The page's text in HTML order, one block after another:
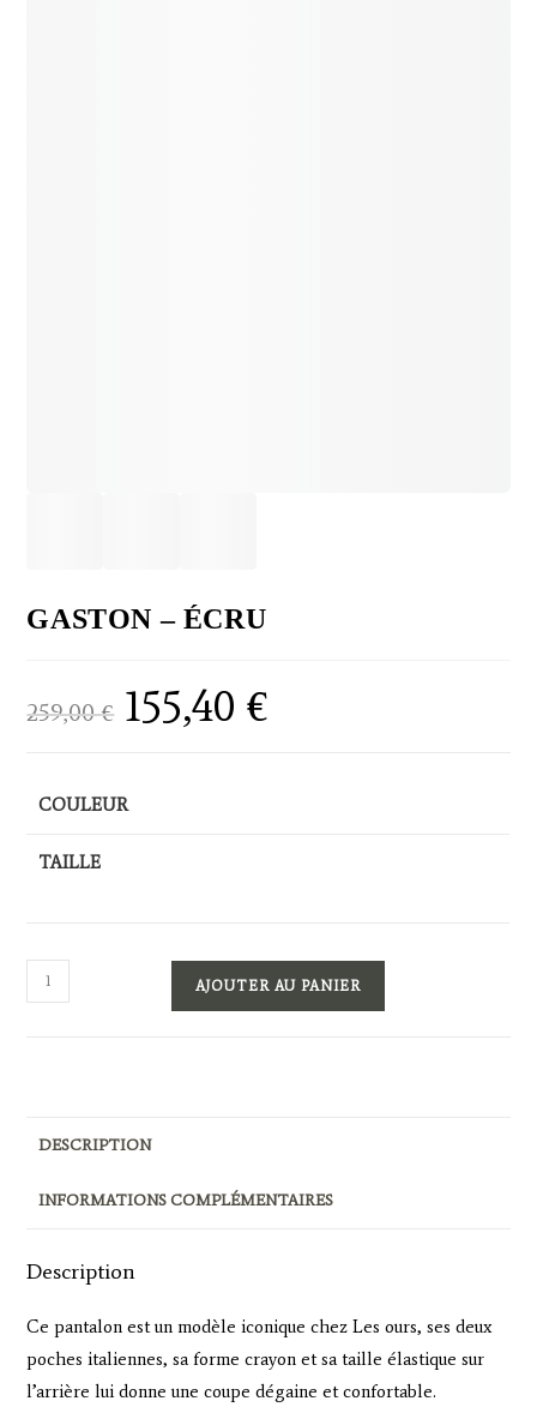
GASTON – ÉCRU
259,00€
Le
prix
initial
155,40 €
COULEUR
TAILLE
quantité
de
AJOUTER AU PANIER
DESCRIPTION
INFORMATIONS COMPLÉMENTAIRES
Description
Ce pantalon est un modèle iconique chez Les ours, ses deux
poches italiennes, sa forme crayon et sa taille élastique sur
l’arrière lui donne une coupe dégaine et confortable.